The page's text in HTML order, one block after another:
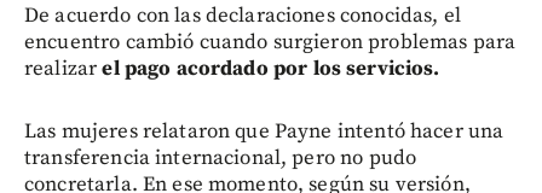
De acuerdo con las declaraciones conocidas, el
encuentro cambió cuando surgieron problemas para
realizarel pago acordado por los servicios.
Las mujeres relataron que Payne intentó hacer una
transferencia internacional, pero no pudo
concretarla. En ese momento, según su versión,